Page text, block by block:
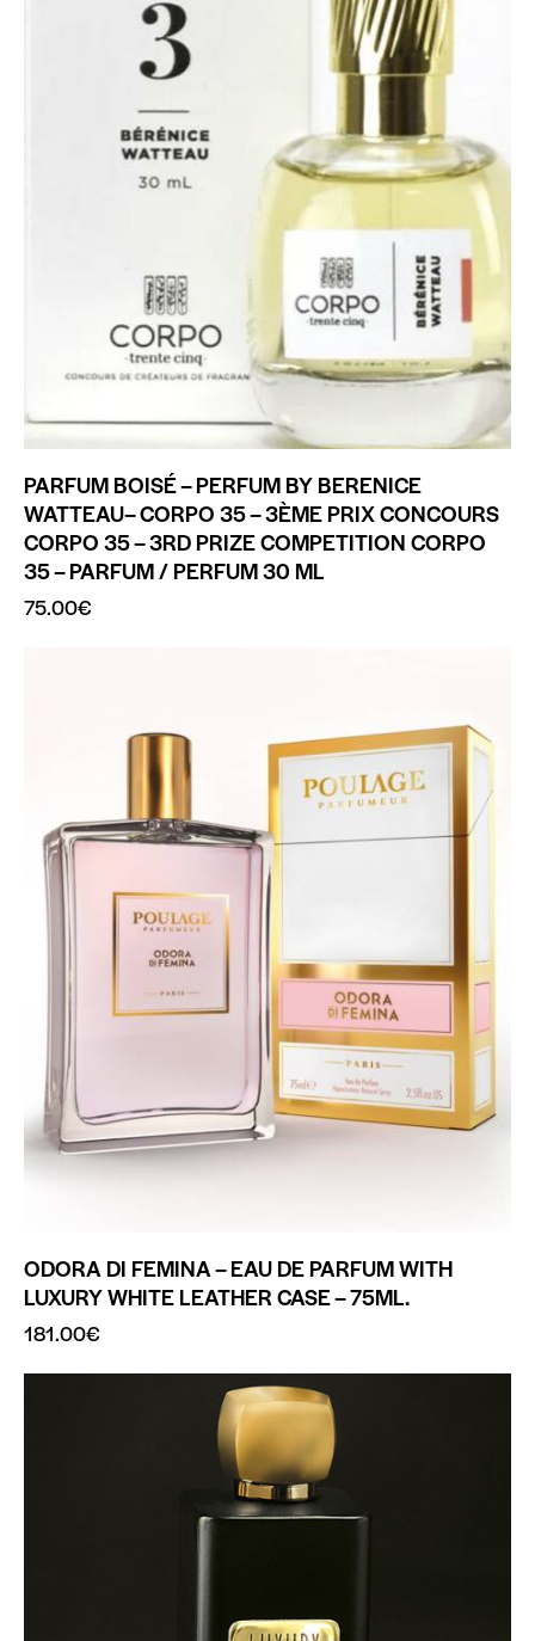
PARFUM BOISÉ – PERFUM BY BERENICE
WATTEAU– CORPO 35 – 3ÈME PRIX CONCOURS
CORPO 35 – 3RD PRIZE COMPETITION CORPO
35 – PARFUM / PERFUM 30 ML
75.00€
ODORA DI FEMINA – EAU DE PARFUM WITH
LUXURY WHITE LEATHER CASE – 75ML.
181.00€